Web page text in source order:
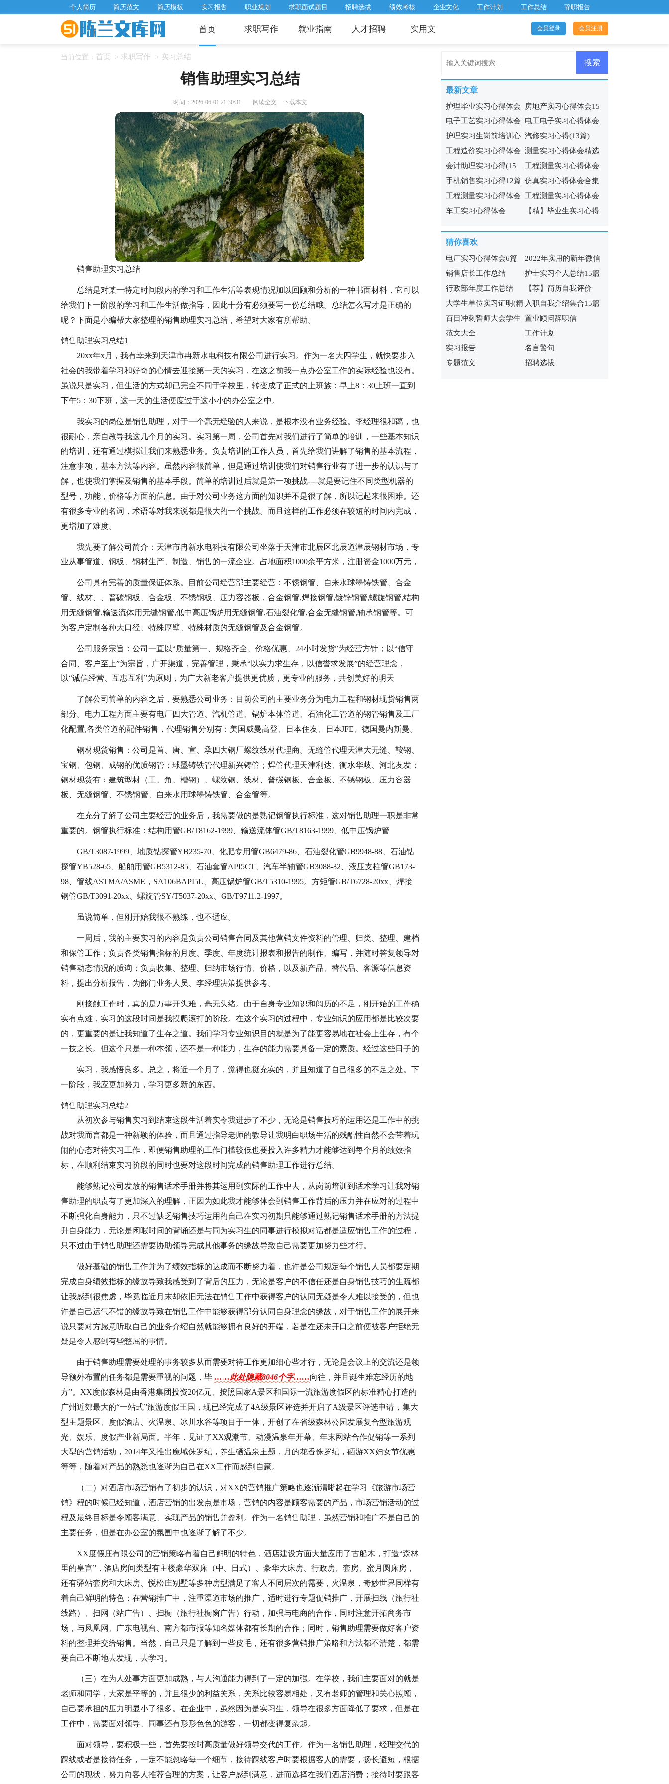
个人简历 简历范文 简历模板 实习报告 职业规划 求职面试题目 招聘选拔 绩效考核 企业文化 工作计划 工作总结 辞职报告
首页 求职写作 就业指南 人才招聘 实用文 会员登录 会员注册
当前位置： 首页 > 求职写作 > 实习总结
销售助理实习总结
时间：2026-06-01 21:30:31 阅读全文 下载本文
销售助理实习总结
总结是对某一特定时间段内的学习和工作生活等表现情况加以回顾和分析的一种书面材料，它可以
给我们下一阶段的学习和工作生活做指导，因此十分有必须要写一份总结哦。总结怎么写才是正确的
呢？下面是小编帮大家整理的销售助理实习总结，希望对大家有所帮助。
销售助理实习总结1
20xx年x月，我有幸来到天津市冉新水电科技有限公司进行实习。作为一名大四学生，就快要步入
社会的我带着学习和好奇的心情去迎接第一天的实习，在这之前我一点办公室工作的实际经验也没有。
虽说只是实习，但生活的方式却已完全不同于学校里，转变成了正式的上班族：早上8：30上班一直到
下午5：30下班，这一天的生活便度过于这小小的办公室之中。
我实习的岗位是销售助理，对于一个毫无经验的人来说，是根本没有业务经验。李经理很和蔼，也
很耐心，亲自教导我这几个月的实习。实习第一周，公司首先对我们进行了简单的培训，一些基本知识
的培训，还有通过模拟让我们来熟悉业务。负责培训的工作人员，首先给我们讲解了销售的基本流程，
注意事项，基本方法等内容。虽然内容很简单，但是通过培训使我们对销售行业有了进一步的认识与了
解，也使我们掌握及销售的基本手段。简单的培训过后就是第一项挑战----就是要记住不同类型机器的
型号，功能，价格等方面的信息。由于对公司业务这方面的知识并不是很了解，所以记起来很困难。还
有很多专业的名词，术语等对我来说都是很大的一个挑战。而且这样的工作必须在较短的时间内完成，
更增加了难度。
我先要了解公司简介：天津市冉新水电科技有限公司坐落于天津市北辰区北辰道津辰钢材市场，专
业从事管道、钢板、钢材生产、制造、销售的一流企业。占地面积1000余平方米，注册资金1000万元，
公司具有完善的质量保证体系。目前公司经营部主要经营：不锈钢管、自来水球墨铸铁管、合金
管、线材、、普碳钢板、合金板、不锈钢板、压力容器板，合金钢管,焊接钢管,镀锌钢管,螺旋钢管,结构
用无缝钢管,输送流体用无缝钢管,低中高压锅炉用无缝钢管,石油裂化管,合金无缝钢管,轴承钢管等。可
为客户定制各种大口径、特殊厚壁、特殊材质的无缝钢管及合金钢管。
公司服务宗旨：公司一直以“质量第一、规格齐全、价格优惠、24小时发货”为经营方针；以“信守
合同、客户至上”为宗旨，广开渠道，完善管理，秉承“以实力求生存，以信誉求发展”的经营理念，
以“诚信经营、互惠互利”为原则，为广大新老客户提供更优质，更专业的服务，共创美好的明天
了解公司简单的内容之后，要熟悉公司业务：目前公司的主要业务分为电力工程和钢材现货销售两
部分。电力工程方面主要有电厂四大管道、汽机管道、锅炉本体管道、石油化工管道的钢管销售及工厂
化配置,各类管道的配件销售，代理销售分别有：美国威曼高登、日本住友、日本JFE、德国曼内斯曼。
钢材现货销售：公司是首、唐、宣、承四大钢厂螺纹线材代理商。无缝管代理天津大无缝、鞍钢、
宝钢、包钢、成钢的优质钢管；球墨铸铁管代理新兴铸管；焊管代理天津利达、衡水华歧、河北友发；
钢材现货有：建筑型材（工、角、槽钢）、螺纹钢、线材、普碳钢板、合金板、不锈钢板、压力容器
板、无缝钢管、不锈钢管、自来水用球墨铸铁管、合金管等。
在充分了解了公司主要经营的业务后，我需要做的是熟记钢管执行标准，这对销售助理一职是非常
重要的。钢管执行标准：结构用管GB/T8162-1999、输送流体管GB/T8163-1999、低中压锅炉管
GB/T3087-1999、地质钻探管YB235-70、化肥专用管GB6479-86、石油裂化管GB9948-88、石油钻
探管YB528-65、船舶用管GB5312-85、石油套管API5CT、汽车半轴管GB3088-82、液压支柱管GB173-
98、管线ASTMA/ASME，SA106BAPI5L、高压锅炉管GB/T5310-1995。方矩管GB/T6728-20xx、焊接
钢管GB/T3091-20xx、螺旋管SY/T5037-20xx、GB/T9711.2-1997。
虽说简单，但刚开始我很不熟练，也不适应。
一周后，我的主要实习的内容是负责公司销售合同及其他营销文件资料的管理、归类、整理、建档
和保管工作；负责各类销售指标的月度、季度、年度统计报表和报告的制作、编写，并随时答复领导对
销售动态情况的质询；负责收集、整理、归纳市场行情、价格，以及新产品、替代品、客源等信息资
料，提出分析报告，为部门业务人员、李经理决策提供参考。
刚接触工作时，真的是万事开头难，毫无头绪。由于自身专业知识和阅历的不足，刚开始的工作确
实有点难，实习的这段时间是我摸爬滚打的阶段。在这个实习的过程中，专业知识的应用都是比较次要
的，更重要的是让我知道了生存之道。我们学习专业知识目的就是为了能更容易地在社会上生存，有个
一技之长。但这个只是一种本领，还不是一种能力，生存的能力需要具备一定的素质。经过这些日子的
实习，我感悟良多。总之，将近一个月了，觉得也挺充实的，并且知道了自己很多的不足之处。下
一阶段，我应更加努力，学习更多新的东西。
销售助理实习总结2
从初次参与销售实习到结束这段生活着实令我进步了不少，无论是销售技巧的运用还是工作中的挑
战对我而言都是一种新颖的体验，而且通过指导老师的教导让我明白职场生活的残酷性自然不会带着玩
闹的心态对待实习工作，即便销售助理的工作门槛较低也要投入许多精力才能够达到每个月的绩效指
标，在顺利结束实习阶段的同时也要对这段时间完成的销售助理工作进行总结。
能够熟记公司发放的销售话术手册并将其运用到实际的工作中去，从岗前培训到话术学习让我对销
售助理的职责有了更加深入的理解，正因为如此我才能够体会到销售工作背后的压力并在应对的过程中
不断强化自身能力，只不过缺乏销售技巧运用的自己在实习初期只能够通过熟记销售话术手册的方法提
升自身能力，无论是闲暇时间的背诵还是与同为实习生的同事进行模拟对话都是适应销售工作的过程，
只不过由于销售助理还需要协助领导完成其他事务的缘故导致自己需要更加努力些才行。
做好基础的销售工作并为了绩效指标的达成而不断努力着，也许是公司规定每个销售人员都要定期
完成自身绩效指标的缘故导致我感受到了背后的压力，无论是客户的不信任还是自身销售技巧的生疏都
让我感到很焦虑，毕竟临近月末却依旧无法在销售工作中获得客户的认同无疑是令人难以接受的，但也
许是自己运气不错的缘故导致在销售工作中能够获得部分认同自身理念的缘故，对于销售工作的展开来
说只要对方愿意听取自己的业务介绍自然就能够拥有良好的开端，若是在还未开口之前便被客户拒绝无
疑是令人感到有些憋屈的事情。
由于销售助理需要处理的事务较多从而需要对待工作更加细心些才行，无论是会议上的交流还是领
导额外布置的任务都是需要重视的问题，毕 ……此处隐藏8046个字……向往，并且诞生难忘经历的地
方”。XX度假森林是由香港集团投资20亿元、按照国家A景区和国际一流旅游度假区的标准精心打造的
广州近郊最大的“一站式”旅游度假王国，现已经完成了4A级景区评选并开启了A级景区评选申请，集大
型主题景区、度假酒店、火温泉、冰川水谷等项目于一体，开创了在省级森林公园发展复合型旅游观
光、娱乐、度假产业新局面。半年，见证了XX观潮节、动漫温泉年开幕、年末网站合作促销等一系列
大型的营销活动，2014年又推出魔域侏罗纪，养生硒温泉主题，月的花香侏罗纪，硒游XX妇女节优惠
等等，随着对产品的熟悉也逐渐为自己在XX工作而感到自豪。
（二）对酒店市场营销有了初步的认识，对XX的营销推广策略也逐渐清晰起在学习《旅游市场营
销》程的时候已经知道，酒店营销的出发点是市场，营销的内容是顾客需要的产品，市场营销活动的过
程及最终目标是令顾客满意、实现产品的销售并盈利。作为一名销售助理，虽然营销和推广不是自己的
主要任务，但是在办公室的氛围中也逐渐了解了不少。
XX度假庄有限公司的营销策略有着自己鲜明的特色，酒店建设方面大量应用了古船木，打造“森林
里的皇宫”，酒店房间类型有主楼豪华双床（中、日式）、豪华大床房、行政房、套房、蜜月圆床房，
还有驿站套房和大床房、悦松庄别墅等多种房型满足了客人不同层次的需要，火温泉，奇妙世界同样有
着自己鲜明的特色；在营销推广中，注重渠道市场的推广，适时进行专题促销推广，开展扫线（旅行社
线路）、扫网（站广告）、扫橱（旅行社橱窗广告）行动，加强与电商的合作，同时注意开拓商务市
场，与凤凰网、广东电视台、南方都市报等知名媒体都有长期的合作；同时，销售助理需要做好客户资
料的整理并交给销售。当然，自己只是了解到一些皮毛，还有很多营销推广策略和方法都不清楚，都需
要自己不断地去发现，去学习。
（三）在为人处事方面更加成熟，与人沟通能力得到了一定的加强。在学校，我们主要面对的就是
老师和同学，大家是平等的，并且很少的利益关系，关系比较容易相处，又有老师的管理和关心照顾，
自己要承担的压力明显小了很多。在企业中，虽然因为是实习生，领导在很多方面降低了要求，但是在
工作中，需要面对领导、同事还有形形色色的游客，一切都变得复杂起。
面对领导，要积极一些，首先要按时高质量做好领导交代的工作。作为一名销售助理，经理交代的
踩线或者是接待任务，一定不能忽略每一个细节，接待踩线客户时要根据客人的需要，扬长避短，根据
公司的现状，努力向客人推荐合理的方案，让客户感到满意，进而选择在我们酒店消费；接待时要跟客
最新文章
护理毕业实习心得体会
15篇
房地产实习心得体会15
篇
电子工艺实习心得体会
(集合11篇)
电工电子实习心得体会
13篇
护理实习生岗前培训心
得体会5篇
汽修实习心得(13篇)
工程造价实习心得体会
合集15篇
测量实习心得体会精选
15篇
会计助理实习心得(15
篇)
工程测量实习心得体会
精选15篇
手机销售实习心得12篇 仿真实习心得体会合集
13篇
工程测量实习心得体会
(集锦15篇)
工程测量实习心得体会
汇编15篇
车工实习心得体会
【精】毕业生实习心得
猜你喜欢
电厂实习心得体会6篇
2022年实用的新年微信
祝福语65句
销售店长工作总结
护士实习个人总结15篇
行政部年度工作总结
【荐】简历自我评价
大学生单位实习证明(精
选15篇)
入职自我介绍集合15篇
百日冲刺誓师大会学生
发言稿
置业顾问辞职信
范文大全
工作计划
实习报告
名言警句
专题范文
招聘选拔